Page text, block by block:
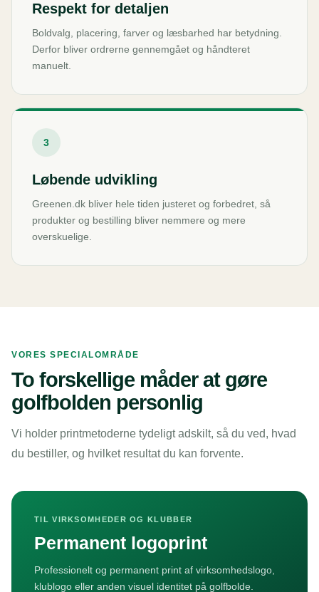
Respekt for detaljen
Boldvalg, placering, farver og læsbarhed har betydning.
Derfor bliver ordrerne gennemgået og håndteret
manuelt.
3
Løbende udvikling
Greenen.dk bliver hele tiden justeret og forbedret, så
produkter og bestilling bliver nemmere og mere
overskuelige.
VORES SPECIALOMRÅDE
To forskellige måder at gøre
golfbolden personlig
Vi holder printmetoderne tydeligt adskilt, så du ved, hvad
du bestiller, og hvilket resultat du kan forvente.
TIL VIRKSOMHEDER OG KLUBBER
Permanent logoprint
Professionelt og permanent print af virksomhedslogo,
klublogo eller anden visuel identitet på golfbolde.